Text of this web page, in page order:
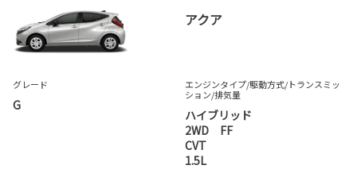
アクア
グレード
G
エンジンタイプ/駆動方式/トランスミッ
ション/排気量
ハイブリッド
2WD FF
CVT
1.5L